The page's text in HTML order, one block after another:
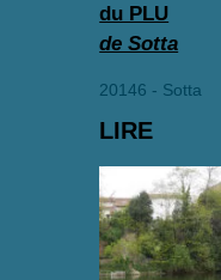
du PLU
de Sotta
20146 - Sotta
LIRE